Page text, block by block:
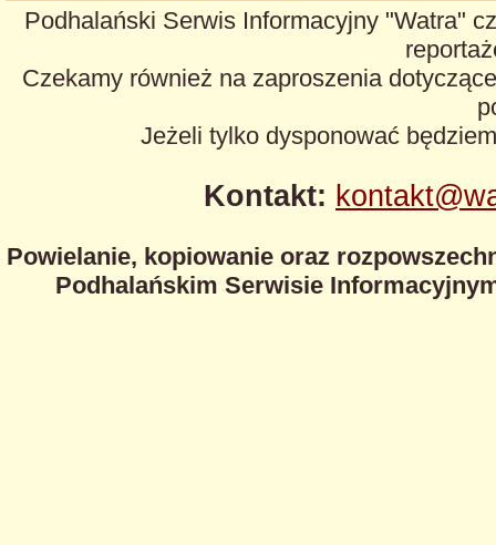
Podhalański Serwis Informacyjny "Watra"
Czekamy również na zaproszenia
Jeżeli tylko dysponować
Kontakt:
Powielanie, kopiowanie oraz
Podhalańskim Serwisie